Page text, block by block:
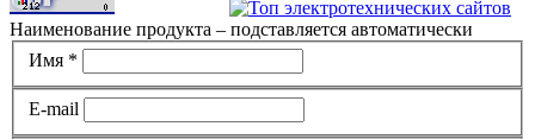
Наименование продукта – подставляется автоматически
Имя *
E-mail